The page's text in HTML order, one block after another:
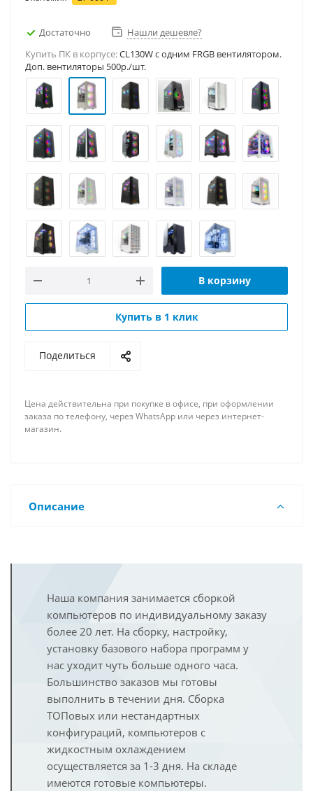
Достаточно
Нашли дешевле?
Купить ПК в корпусе:CL130W c одним FRGB вентилятором.
Доп. вентиляторы 500р./шт.
В корзину
Купить в 1 клик
Поделиться
Цена действительна при покупке в офисе, при оформлении
заказа по телефону, через WhatsApp или через интернет-
магазин.
Описание
Наша компания занимается сборкой
компьютеров по индивидуальному заказу
более 20 лет. На сборку, настройку,
установку базового набора программ у
нас уходит чуть больше одного часа.
Большинство заказов мы готовы
выполнить в течении дня. Сборка
ТОПовых или нестандартных
конфигураций, компьютеров с
жидкостным охлаждением
осуществляется за 1-3 дня. На складе
имеются готовые компьютеры.